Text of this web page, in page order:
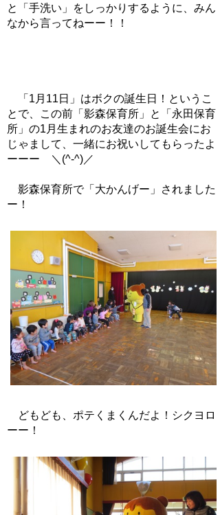
と「手洗い」をしっかりするように、みん
なから言ってねーー！！
「1月11日」はボクの誕生日！というこ
とで、この前「影森保育所」と「永田保育
所」の1月生まれのお友達のお誕生会にお
じゃまして、一緒にお祝いしてもらったよ
ーーー ＼(^-^)／
影森保育所で「大かんげー」されました
ー！
どもども、ポテくまくんだよ！シクヨロ
ーー！